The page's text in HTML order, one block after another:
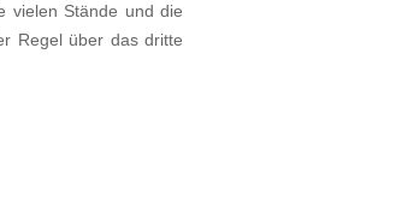
vielen Stände und die
Regel über das dritte